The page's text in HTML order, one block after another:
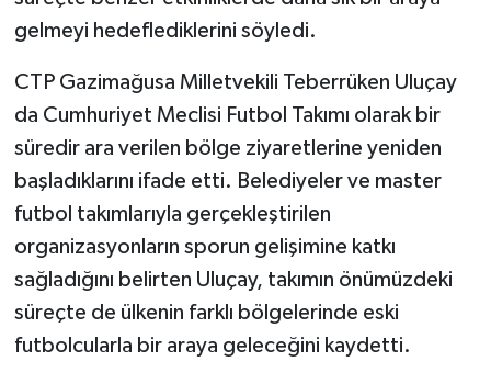
gelmeyi hedeflediklerini söyledi.
CTP Gazimağusa Milletvekili Teberrüken Uluçay
da Cumhuriyet Meclisi Futbol Takımı olarak bir
süredir ara verilen bölge ziyaretlerine yeniden
başladıklarını ifade etti. Belediyeler ve master
futbol takımlarıyla gerçekleştirilen
organizasyonların sporun gelişimine katkı
sağladığını belirten Uluçay, takımın önümüzdeki
süreçte de ülkenin farklı bölgelerinde eski
futbolcularla bir araya geleceğini kaydetti.